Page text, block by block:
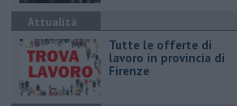
Attualità
​Tutte le offerte di
lavoro in provincia di
Firenze